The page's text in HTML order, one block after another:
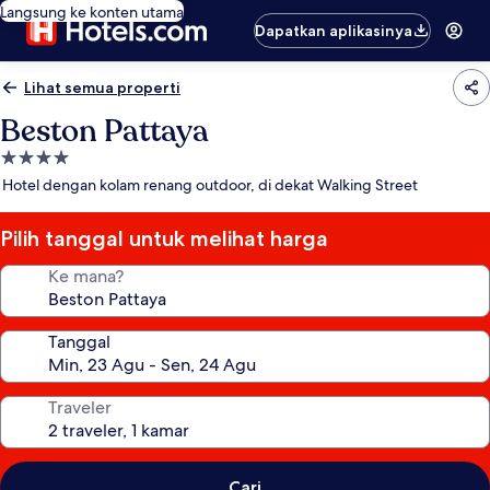
Langsung ke konten utama
Dapatkan aplikasinya
Lihat semua properti
Beston Pattaya
Properti
bintang
Hotel dengan kolam renang outdoor, di dekat Walking Street
Pilih tanggal untuk melihat harga
Ke mana?
Tanggal
Traveler